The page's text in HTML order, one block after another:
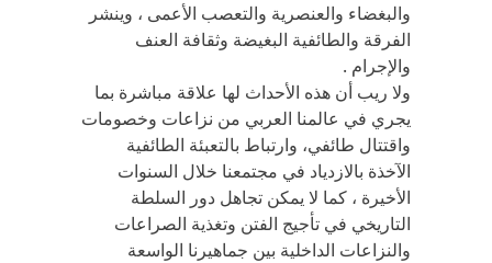
والبغضاء والعنصرية والتعصب الأعمى ، وينشر
الفرقة والطائفية البغيضة وثقافة العنف
والإجرام .
ولا ريب أن هذه الأحداث لها علاقة مباشرة بما
يجري في عالمنا العربي من نزاعات وخصومات
واقتتال طائفي، وارتباط بالتعبئة الطائفية
الآخذة بالازدياد في مجتمعنا خلال السنوات
الأخيرة ، كما لا يمكن تجاهل دور السلطة
التاريخي في تأجيج الفتن وتغذية الصراعات
والنزاعات الداخلية بين جماهيرنا الواسعة